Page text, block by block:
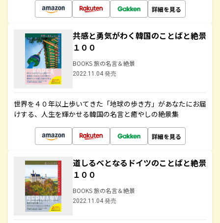
詳細を見る
共感と勇気がわく韓国のことばと絶景
１００
BOOKS 旅の名言＆絶景
2022.11.04 発売
世界を４０年以上歩いてきた「地球の歩き方」があなたにお届
けする、人生を輝かせる韓国の名言と癒やしの絶景集
詳細を見る
道しるべとなるドイツのことばと絶景
１００
BOOKS 旅の名言＆絶景
2022.11.04 発売